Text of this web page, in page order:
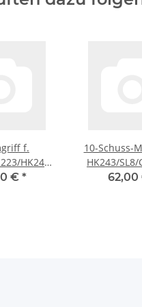
f.
HK243,
Adaption
€ *
10-Schuss-
HK243/SL8/
.223
62,00